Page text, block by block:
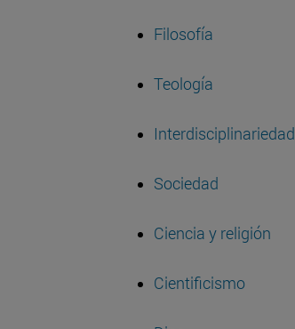
Filosofía
Teología
Interdisciplinariedad
Sociedad
Ciencia y religión
Cientificismo